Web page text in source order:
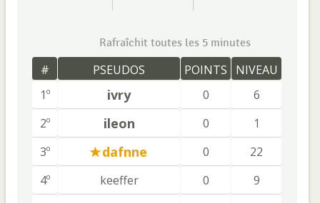
Rafraîchit toutes les 5 minutes
# PSEUDOS POINTS
NIVEAU
1º
ivry 0
6
2º
ileon 0
1
3º
dafnne 0
22
4º
keeffer 0
9